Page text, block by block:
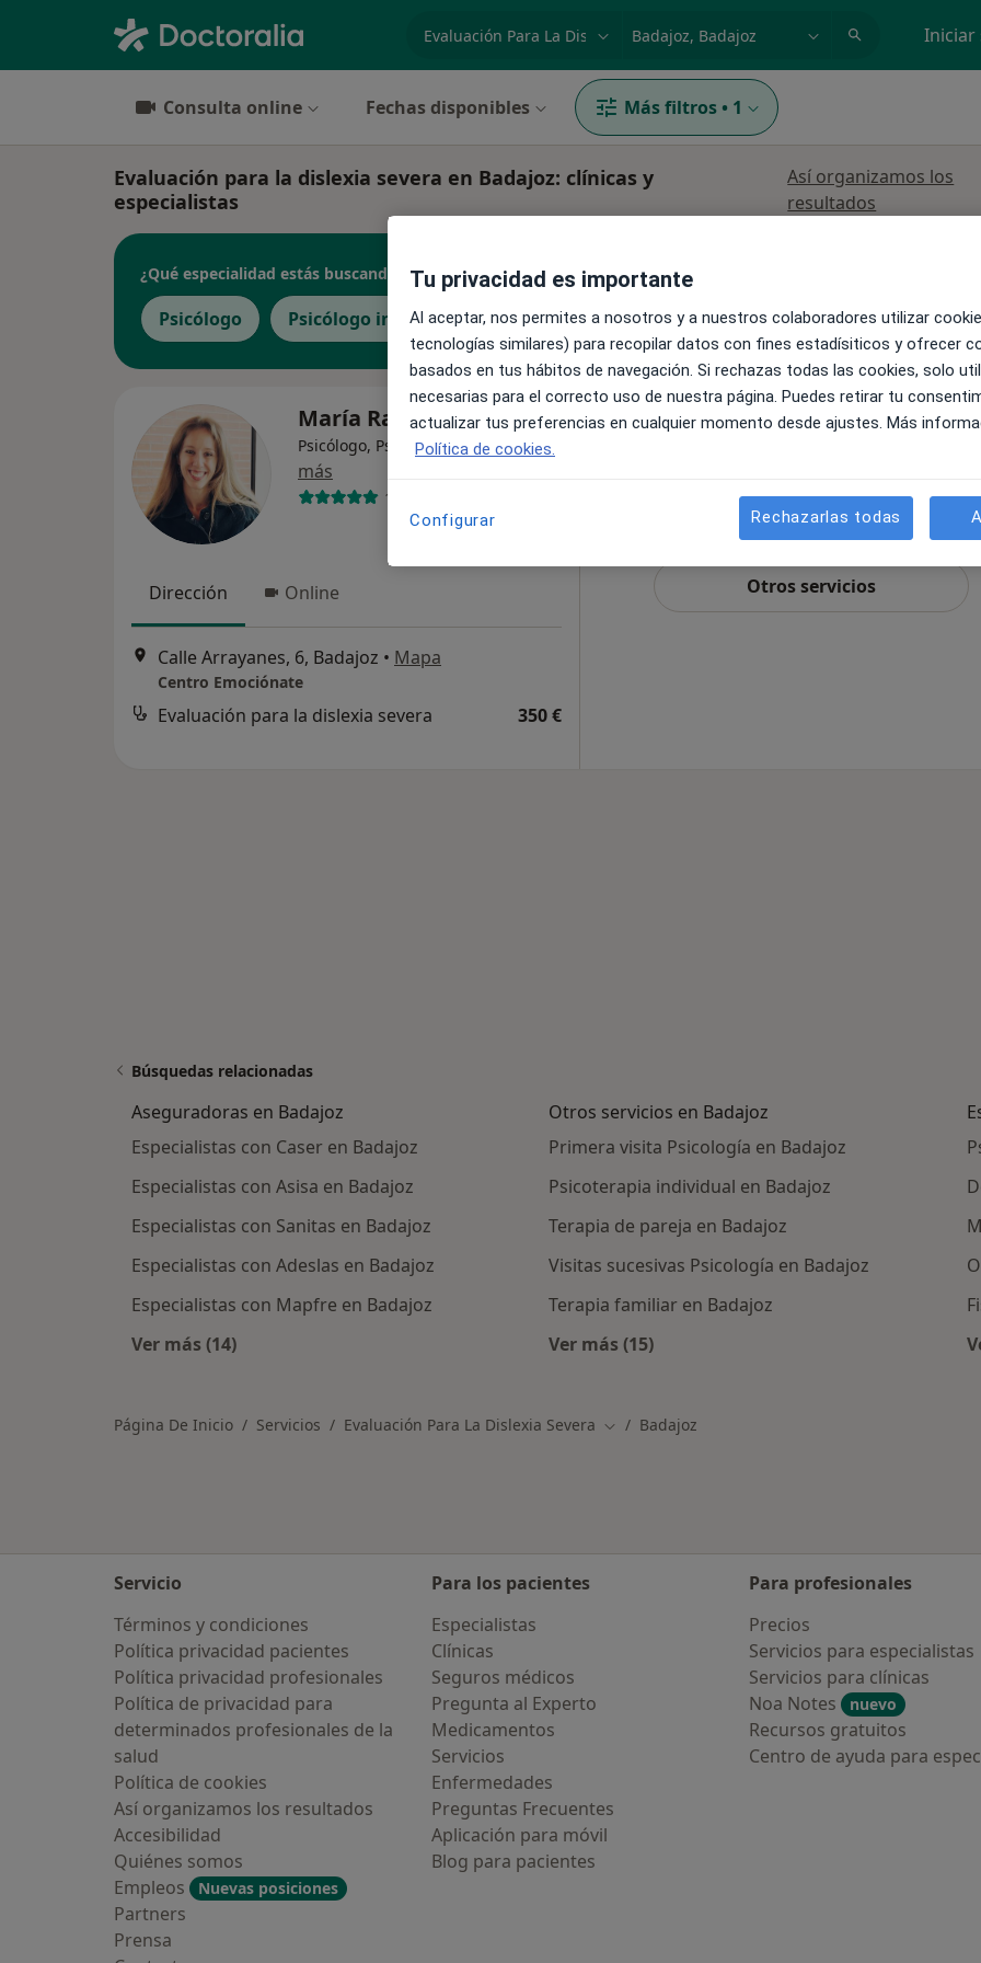
especialidad, enfermedad o nombre Iniciar
Consulta online Fechas disponibles Más filtros • 1
Evaluación para la dislexia severa en Badajoz: clínicas y
especialistas
Así organizamos los
resultados
¿Qué especialidad estás buscando?
Psicólogo Psicólogo infantil
María Rastrojo
Psicólogo, Psicólogo infantil·Ver
más
125 opiniones
Dirección Online
Calle Arrayanes, 6, Badajoz • Mapa
Centro Emociónate
Evaluación para la dislexia severa 350 €
Hoy Mañana Lun
Este servicio no está disponible.
Otros servicios
Búsquedas relacionadas
Aseguradoras en Badajoz
Especialistas con Caser en Badajoz
Especialistas con Asisa en Badajoz
Especialistas con Sanitas en Badajoz
Especialistas con Adeslas en Badajoz
Especialistas con Mapfre en Badajoz
Ver más (14)
Otros servicios en Badajoz
Primera visita Psicología en Badajoz
Psicoterapia individual en Badajoz
Terapia de pareja en Badajoz
Visitas sucesivas Psicología en Badajoz
Terapia familiar en Badajoz
Ver más (15)
Página De Inicio Servicios Evaluación Para La Dislexia Severa Cambiar de ciudad
Badajoz
Servicio
Términos y condiciones
Política privacidad pacientes
Política privacidad profesionales
Política de privacidad para
determinados profesionales de la
salud
Política de cookies
Así organizamos los resultados
Accesibilidad
Quiénes somos
Empleos
Nuevas posiciones
Partners
Prensa
Para los pacientes
Especialistas
Clínicas
Seguros médicos
Pregunta al Experto
Medicamentos
Servicios
Enfermedades
Preguntas Frecuentes
Aplicación para móvil
Blog para pacientes
Para profesionales
Precios
Servicios para especialistas
Servicios para clínicas
Noa Notes
nuevo
Recursos gratuitos
Centro de ayuda para
Tu privacidad es importante
Al aceptar, nos permites a nosotros y a nuestros colaboradores utilizar
tecnologías similares) para recopilar datos con fines estadísiticos y ofrecer
basados en tus hábitos de navegación. Si rechazas todas las cookies, solo
necesarias para el correcto uso de nuestra página. Puedes retirar tu
actualizar tus preferencias en cualquier momento desde ajustes. Más
Política de cookies.
Configurar Rechazarlas todas